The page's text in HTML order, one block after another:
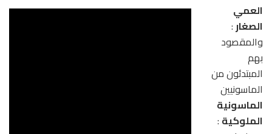
العمي
الصغار :
والمقصود
بهم
المبتدئون من
الماسونيين
الماسونية
الملوكية :